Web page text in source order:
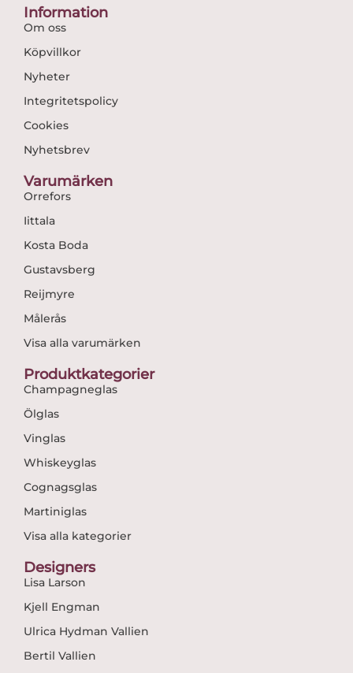
Information
Om oss
Köpvillkor
Nyheter
Integritetspolicy
Cookies
Nyhetsbrev
Varumärken
Orrefors
Iittala
Kosta Boda
Gustavsberg
Reijmyre
Målerås
Visa alla varumärken
Produktkategorier
Champagneglas
Ölglas
Vinglas
Whiskeyglas
Cognagsglas
Martiniglas
Visa alla kategorier
Designers
Lisa Larson
Kjell Engman
Ulrica Hydman Vallien
Bertil Vallien